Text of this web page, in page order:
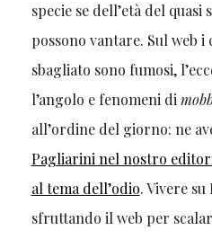
specie se dell’età del
possono vantare. Sul web
sbagliato sono fumosi,
l’angolo e fenomeni di
all’ordine del giorno: ne
Pagliarini nel nostro
al tema dell’odio. Vivere
sfruttando il web per